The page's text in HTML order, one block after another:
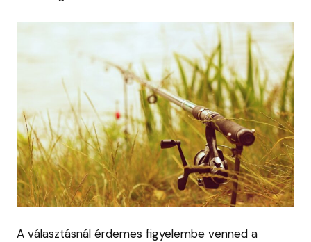
A választásnál érdemes figyelembe venned a